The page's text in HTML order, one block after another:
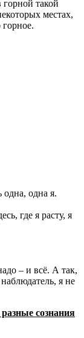
такой
местах,
горное.
одна я.
где я расту, я
– и всё. А так,
я не
сознания